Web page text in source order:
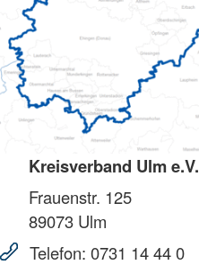
Kreisverband Ulm e.V.
Frauenstr. 125
89073 Ulm
Telefon: 0731 14 44 0